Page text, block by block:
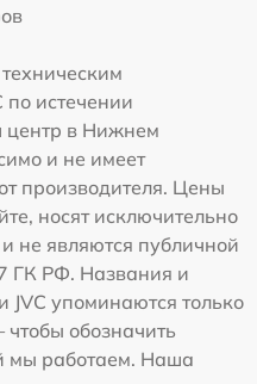
по истечении
центр в Нижнем
и не имеет
производителя. Цены
носят исключительно
не являются публичной
ГК РФ. Названия и
JVC упоминаются только
обозначить
мы работаем. Наша